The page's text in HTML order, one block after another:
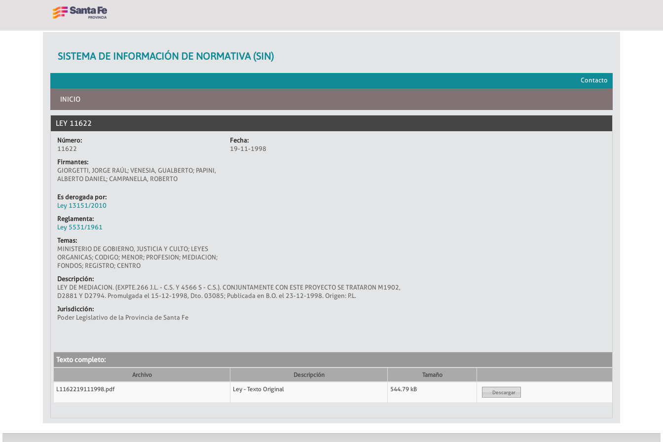
SISTEMA DE INFORMACIÓN DE NORMATIVA (SIN)
Contacto
INICIO
LEY 11622
Número:
11622
Fecha:
19-11-1998
Firmantes:
GIORGETTI, JORGE RAÚL; VENESIA, GUALBERTO; PAPINI,
ALBERTO DANIEL; CAMPANELLA, ROBERTO
Es derogada por:
Ley 13151/2010
Reglamenta:
Ley 5531/1961
Temas:
MINISTERIO DE GOBIERNO, JUSTICIA Y CULTO; LEYES
ORGANICAS; CODIGO; MENOR; PROFESION; MEDIACION;
FONDOS; REGISTRO; CENTRO
Descripción:
LEY DE MEDIACION. (EXPTE.266 J.L. - C.S. Y 4566 S - C.S.). CONJUNTAMENTE CON ESTE PROYECTO SE TRATARON M1902,
D2881 Y D2794. Promulgada el 15-12-1998, Dto. 03085; Publicada en B.O. el 23-12-1998. Origen: P.L.
Jurisdicción:
Poder Legislativo de la Provincia de Santa Fe
Texto completo:
Archivo Descripción
Tamaño
L1162219111998.pdf
Ley - Texto Original 544.79 kB Descargar